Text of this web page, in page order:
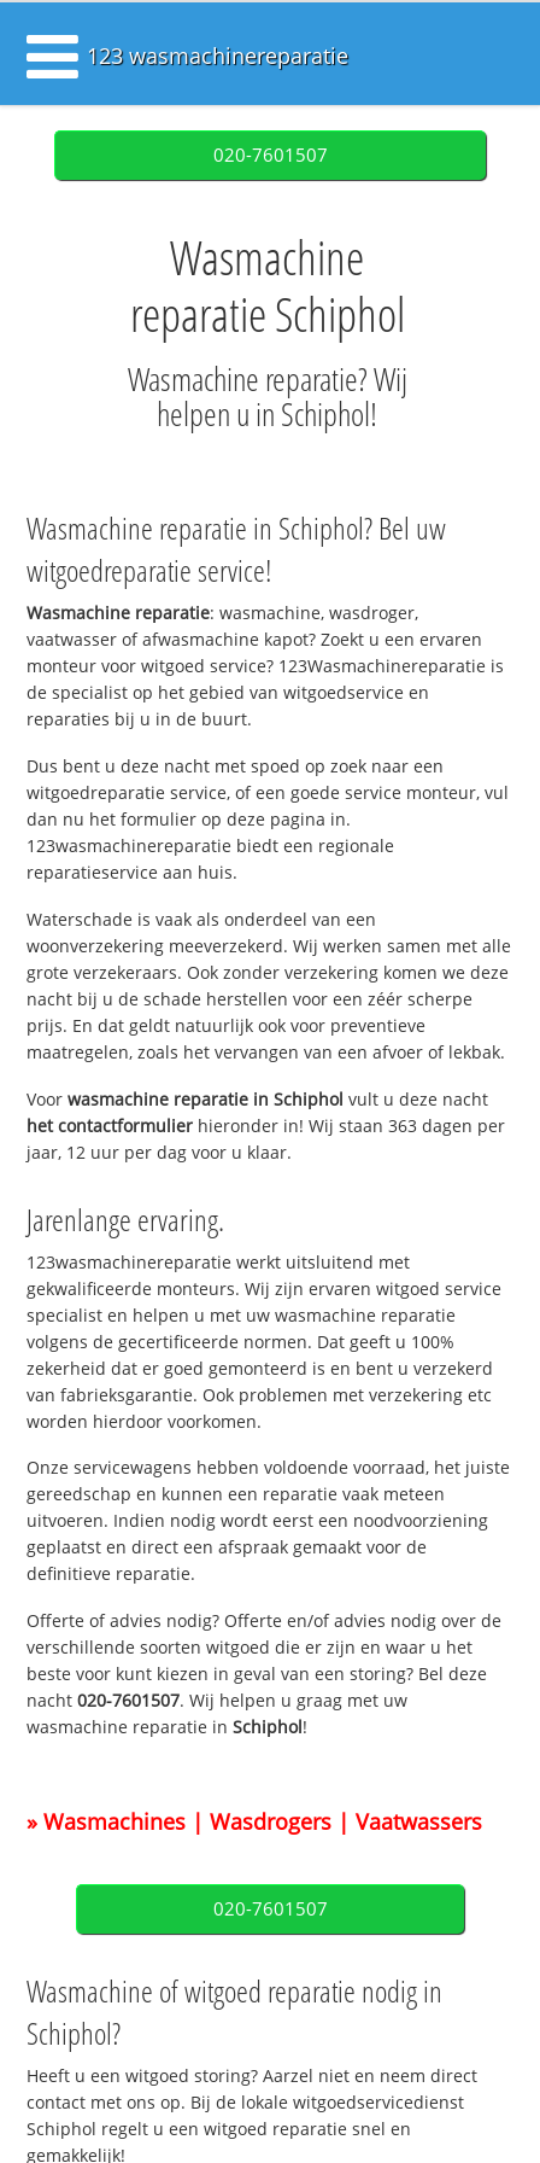
123 wasmachinereparatie
020-7601507
Wasmachine
reparatie Schiphol
Wasmachine reparatie? Wij
helpen u in Schiphol!
Wasmachine reparatie in Schiphol? Bel uw
witgoedreparatie service!
Wasmachine reparatie: wasmachine, wasdroger,
vaatwasser of afwasmachine kapot? Zoekt u een ervaren
monteur voor witgoed service? 123Wasmachinereparatie is
de specialist op het gebied van witgoedservice en
reparaties bij u in de buurt.
Dus bent u deze nacht met spoed op zoek naar een
witgoedreparatie service, of een goede service monteur, vul
dan nu het formulier op deze pagina in.
123wasmachinereparatie biedt een regionale
reparatieservice aan huis.
Waterschade is vaak als onderdeel van een
woonverzekering meeverzekerd. Wij werken samen met alle
grote verzekeraars. Ook zonder verzekering komen we deze
nacht bij u de schade herstellen voor een zéér scherpe
prijs. En dat geldt natuurlijk ook voor preventieve
maatregelen, zoals het vervangen van een afvoer of lekbak.
Voorwasmachine reparatie in Schiphol vult u deze nacht
het contactformulier hieronder in! Wij staan 363 dagen per
jaar, 12 uur per dag voor u klaar.
Jarenlange ervaring.
123wasmachinereparatie werkt uitsluitend met
gekwalificeerde monteurs. Wij zijn ervaren witgoed service
specialist en helpen u met uw wasmachine reparatie
volgens de gecertificeerde normen. Dat geeft u 100%
zekerheid dat er goed gemonteerd is en bent u verzekerd
van fabrieksgarantie. Ook problemen met verzekering etc
worden hierdoor voorkomen.
Onze servicewagens hebben voldoende voorraad, het juiste
gereedschap en kunnen een reparatie vaak meteen
uitvoeren. Indien nodig wordt eerst een noodvoorziening
geplaatst en direct een afspraak gemaakt voor de
definitieve reparatie.
Offerte of advies nodig? Offerte en/of advies nodig over de
verschillende soorten witgoed die er zijn en waar u het
beste voor kunt kiezen in geval van een storing? Bel deze
nacht020-7601507. Wij helpen u graag met uw
wasmachine reparatie inSchiphol!
» Wasmachines | Wasdrogers | Vaatwassers
020-7601507
Wasmachine of witgoed reparatie nodig in
Schiphol?
Heeft u een witgoed storing? Aarzel niet en neem direct
contact met ons op. Bij de lokale witgoedservicedienst
Schiphol regelt u een witgoed reparatie snel en
gemakkelijk!